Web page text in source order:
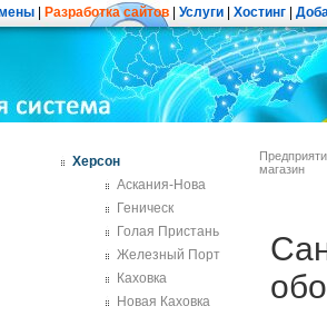
Разработка сайтов Услуги Хостинг
Херсон
Аскания-Нова
Геническ
Голая Пристань
Железный Порт
Каховка
Новая Каховка
магазин